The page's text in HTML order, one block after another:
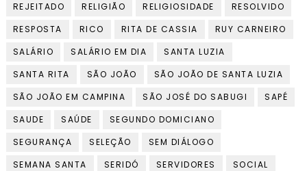
REJEITADO
RELIGIÃO RELIGIOSIDADE
RESOLVIDO
RESPOSTA
RICO RITA DE CASSIA
RUY CARNEIRO
SALÁRIO
SALÁRIO EM DIA
SANTA LUZIA
SANTA RITA
SÃO JOÃO
SÃO JOÃO DE SANTA LUZIA
SÃO JOÃO EM CAMPINA
SÃO JOSÉ DO SABUGI
SAPÉ
SAUDE
SAÚDE
SEGUNDO DOMICIANO
SEGURANÇA
SELEÇÃO
SEM DIÁLOGO
SEMANA SANTA
SERIDÓ SERVIDORES
SOCIAL